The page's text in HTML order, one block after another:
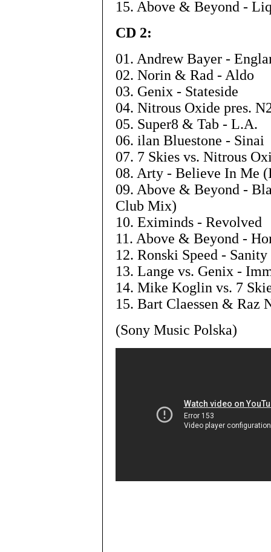
15. Above & Beyond -
CD 2:
01. Andrew Bayer -
02. Norin & Rad - Aldo
03. Genix - Stateside
04. Nitrous Oxide pres.
05. Super8 & Tab - L.A.
06. ilan Bluestone - Sinai
07. 7 Skies vs. Nitrous
08. Arty - Believe In Me
09. Above & Beyond -
Club Mix)
10. Eximinds - Revolved
11. Above & Beyond -
12. Ronski Speed -
13. Lange vs. Genix -
14. Mike Koglin vs. 7
15. Bart Claessen & Raz
(Sony Music Polska)